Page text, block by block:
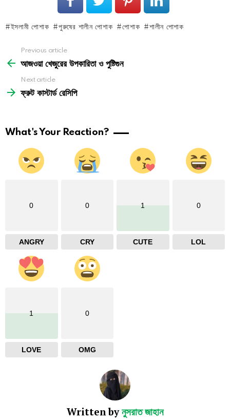
ইসলামী পোশাক পুরুষের শালীন পোশাক পোশাক শালীন পোশাক
more
Previous article
আজওয়া খেজুরের উপকারিতা ও পুষ্টিগুন
Next article
ফ্রুট কাস্টার্ড রেসিপি
What's Your Reaction?
0
ANGRY
0
CRY
1
CUTE
0
LOL
1
LOVE
0
OMG
Written byনুসরাত জাহান